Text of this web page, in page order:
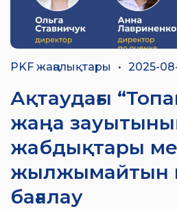
PKF жаңалықтары • 2025-
Ақтаудағы
жаңа
жабдықтары
жылжымайтын
бағалау